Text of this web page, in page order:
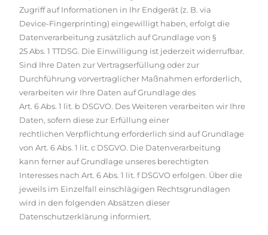
Zugriff auf Informationen in Ihr Endgerät (z. B. via
Device-Fingerprinting) eingewilligt haben, erfolgt die
Datenverarbeitung zusätzlich auf Grundlage von §
25 Abs. 1 TTDSG. Die Einwilligung ist jederzeit widerrufbar.
Sind Ihre Daten zur Vertragserfüllung oder zur
Durchführung vorvertraglicher Maßnahmen erforderlich,
verarbeiten wir Ihre Daten auf Grundlage des
Art. 6 Abs. 1 lit. b DSGVO. Des Weiteren verarbeiten wir Ihre
Daten, sofern diese zur Erfüllung einer
rechtlichen Verpflichtung erforderlich sind auf Grundlage
von Art. 6 Abs. 1 lit. c DSGVO. Die Datenverarbeitung
kann ferner auf Grundlage unseres berechtigten
Interesses nach Art. 6 Abs. 1 lit. f DSGVO erfolgen. Über die
jeweils im Einzelfall einschlägigen Rechtsgrundlagen
wird in den folgenden Absätzen dieser
Datenschutzerklärung informiert.